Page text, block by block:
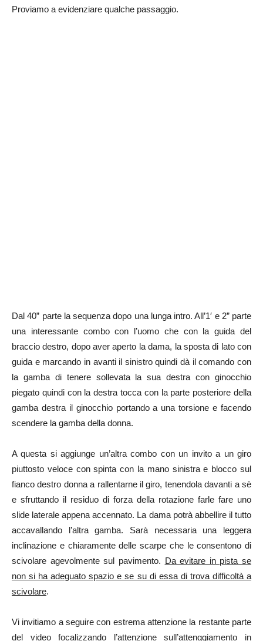
Proviamo a evidenziare qualche passaggio.
Dal 40” parte la sequenza dopo una lunga intro. All’1′ e 2” parte
una interessante combo con l’uomo che con la guida del
braccio destro, dopo aver aperto la dama, la sposta di lato con
guida e marcando in avanti il sinistro quindi dà il comando con
la gamba di tenere sollevata la sua destra con ginocchio
piegato quindi con la destra tocca con la parte posteriore della
gamba destra il ginocchio portando a una torsione e facendo
scendere la gamba della donna.
A questa si aggiunge un’altra combo con un invito a un giro
piuttosto veloce con spinta con la mano sinistra e blocco sul
fianco destro donna a rallentarne il giro, tenendola davanti a sè
e sfruttando il residuo di forza della rotazione farle fare uno
slide laterale appena accennato. La dama potrà abbellire il tutto
accavallando l’altra gamba. Sarà necessaria una leggera
inclinazione e chiaramente delle scarpe che le consentono di
scivolare agevolmente sul pavimento. Da evitare in pista se
non si ha adeguato spazio e se su di essa di trova difficoltà a
scivolare.
Vi invitiamo a seguire con estrema attenzione la restante parte
del video focalizzando l’attenzione sull’attenggiamento in